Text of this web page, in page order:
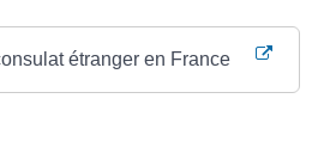
étranger en France